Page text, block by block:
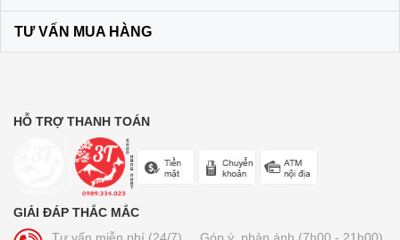
màu vàng
210.000₫
TƯ VẤN MUA HÀNG
HỖ TRỢ THANH TOÁN
GIẢI ĐÁP THẮC MẮC